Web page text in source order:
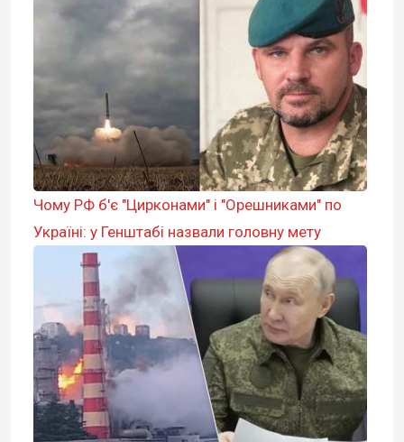
Чому РФ б'є "Цирконами" і "Орешниками" по
Україні: у Генштабі назвали головну мету